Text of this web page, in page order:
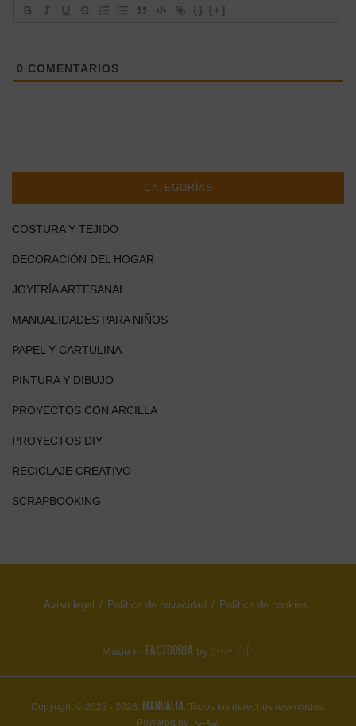
{} [+]
0 COMENTARIOS
CATEGORÍAS
COSTURA Y TEJIDO
DECORACIÓN DEL HOGAR
JOYERÍA ARTESANAL
MANUALIDADES PARA NIÑOS
PAPEL Y CARTULINA
PINTURA Y DIBUJO
PROYECTOS CON ARCILLA
PROYECTOS DIY
RECICLAJE CREATIVO
SCRAPBOOKING
Aviso legal Política de privacidad Política de cookies
Made in FACTOORIA by
Copyright © 2023 - 2026. MANUALIA. Todos los derechos reservados.
Powered by
.